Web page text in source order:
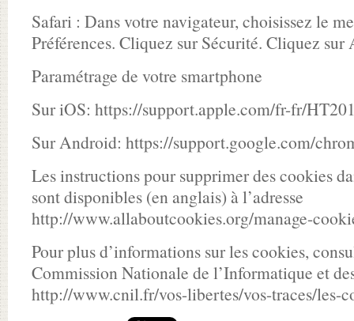
Safari : Dans votre navigateur, choisissez le
Préférences. Cliquez sur Sécurité. Cliquez
Paramétrage de votre smartphone
Sur iOS: https://support.apple.com/fr-fr/
Sur Android: https://support.google.com/
Les instructions pour supprimer des cookies
sont disponibles (en anglais) à l’adresse
http://www.allaboutcookies.org/manage-
Pour plus d’informations sur les cookies,
Commission Nationale de l’Informatique et
http://www.cnil.fr/vos-libertes/vos-traces/les-